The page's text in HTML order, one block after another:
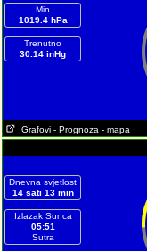
Min
1019.4 hPa
Trenutno
30.14 inHg
Grafovi - Prognoza - mapa
Dnevna svjetlost
14 sati 13 min
Izlazak Sunca
05:51
Sutra